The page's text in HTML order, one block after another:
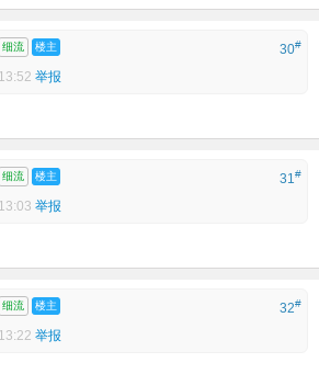
细流 楼主 30#
举报
细流 楼主 31#
举报
细流 楼主 32#
举报